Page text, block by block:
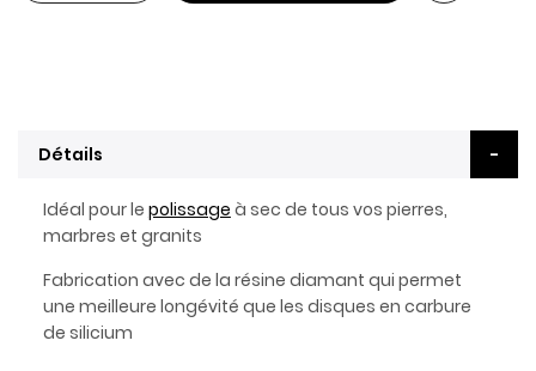
Détails
Idéal pour le polissage à sec de tous vos pierres,
marbres et granits
Fabrication avec de la résine diamant qui permet
une meilleure longévité que les disques en carbure
de silicium